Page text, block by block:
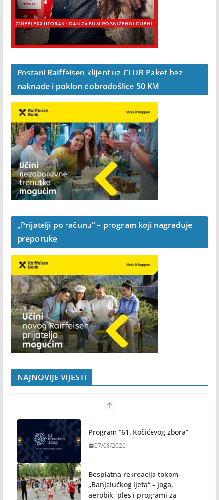
Postani Raiffeisen klijent uz CLUB Paket bez
naknade i poklon dobrodošlice 50 KM
„Prijatelji po računu“ – program koji nagrađuje
preporuke
NAJNOVIJE VIJESTI
Program “61. Kočićevog zbora”
07/08/2026
Besplatna rekreacija tokom
„Banjalučkog ljeta“ – joga,
aerobik, ples i programi za